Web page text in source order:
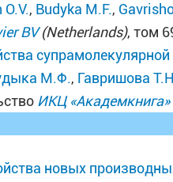
, Budyka M.F.,
BV(Netherlands), том
М.Ф., Гавришова
ИКЦ «Академкнига»
новых